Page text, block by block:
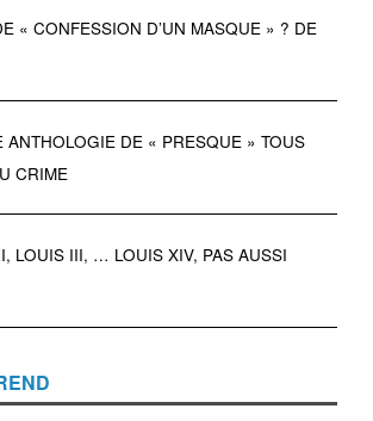
« CONFESSION D’UN MASQUE » ? DE
ANTHOLOGIE DE « PRESQUE » TOUS
CRIME
LOUIS III, … LOUIS XIV, PAS AUSSI